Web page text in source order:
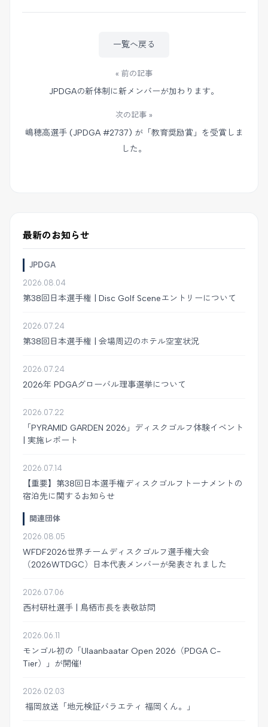
« 前の記事
JPDGAの新体制に新メンバーが加わります。
一覧へ戻る
次の記事 »
嶋穂高選手 (JPDGA #2737) が「教育奨励賞」を受賞しま
した。
最新のお知らせ
JPDGA
2026.08.04
第38回日本選手権 | Disc Golf Sceneエントリーについて
2026.07.24
第38回日本選手権 | 会場周辺のホテル空室状況
2026.07.24
2026年 PDGAグローバル理事選挙について
2026.07.22
「PYRAMID GARDEN 2026」ディスクゴルフ体験イベント
| 実施レポート
2026.07.14
【重要】第38回日本選手権ディスクゴルフトーナメントの
宿泊先に関するお知らせ
関連団体
2026.08.05
WFDF2026世界チームディスクゴルフ選手権大会
（2026WTDGC）日本代表メンバーが発表されました
2026.07.06
西村研杜選手 | 鳥栖市長を表敬訪問
2026.06.11
モンゴル初の「Ulaanbaatar Open 2026（PDGA C-
Tier）」が開催!
2026.02.03
福岡放送「地元検証バラエティ 福岡くん。」